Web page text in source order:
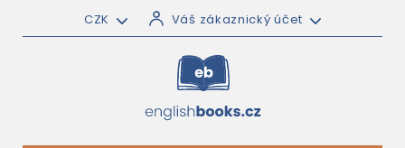
CZK Váš zákaznický účet